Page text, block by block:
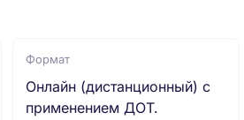
Формат
Онлайн (дистанционный) с
применением ДОТ.